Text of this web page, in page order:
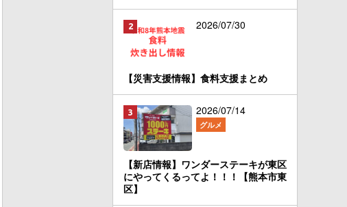
2026/07/30
【災害支援情報】食料支援まとめ
2026/07/14
グルメ
【新店情報】ワンダーステーキが東区
にやってくるってよ！！！【熊本市東
区】